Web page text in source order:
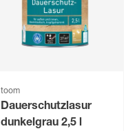
toom
Dauerschutzlasur
dunkelgrau 2,5 l